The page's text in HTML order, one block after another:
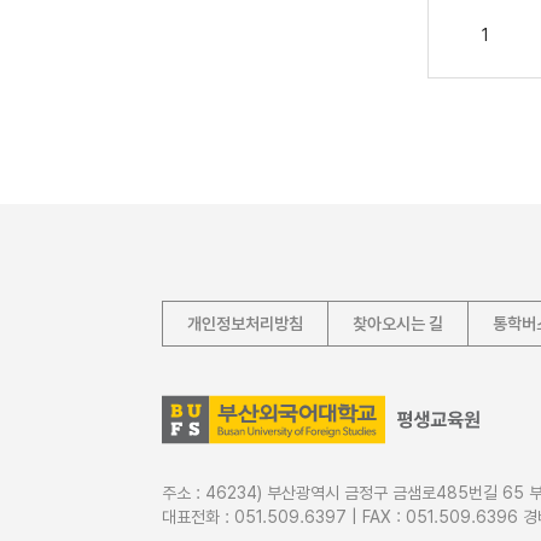
1
개인정보처리방침 찾아오시는 길 통학버
주소 : 46234) 부산광역시 금정구 금샘로485번길 65
대표전화 : 051.509.6397 | FAX : 051.509.6396